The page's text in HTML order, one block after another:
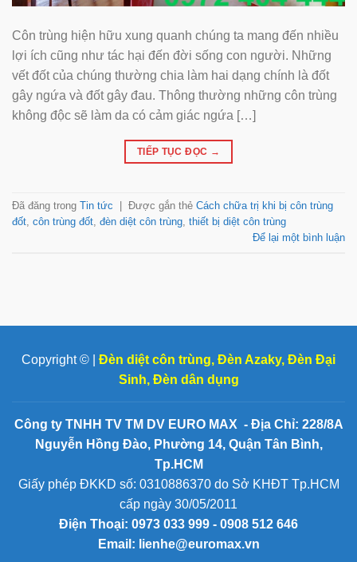
Côn trùng hiện hữu xung quanh chúng ta mang đến nhiều
lợi ích cũng như tác hại đến đời sống con người. Những
vết đốt của chúng thường chia làm hai dạng chính là đốt
gây ngứa và đốt gây đau. Thông thường những côn trùng
không độc sẽ làm da có cảm giác ngứa […]
TIẾP TỤC ĐỌC →
Đã đăng trong Tin tức Được gắn thẻ Cách chữa trị khi bị côn trùng
đốt, côn trùng đốt, đèn diệt côn trùng, thiết bị diệt côn trùng
Để lại một bình luận
Copyright © | Đèn diệt côn trùng, Đèn Azaky, Đèn Đại
Sinh, Đèn dân dụng
Công ty TNHH TV TM DV EURO MAX - Địa Chỉ: 228/8A
Nguyễn Hồng Đào, Phường 14, Quận Tân Bình,
Tp.HCM
Giấy phép ĐKKD số: 0310886370 do Sở KHĐT Tp.HCM
cấp ngày 30/05/2011
Điện Thoại: 0973 033 999 - 0908 512 646
Email: lienhe@euromax.vn